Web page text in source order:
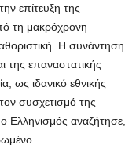
επίτευξη της
τη μακρόχρονη
Η συνάντηση
της επαναστατικής
ως ιδανικό εθνικής
συσχετισμό της
Ελληνισμός αναζήτησε,